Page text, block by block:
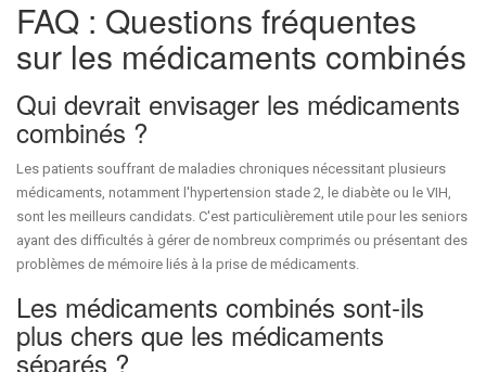
FAQ : Questions fréquentes
sur les médicaments combinés
Qui devrait envisager les médicaments
combinés ?
Les patients souffrant de maladies chroniques nécessitant plusieurs
médicaments, notamment l'hypertension stade 2, le diabète ou le VIH,
sont les meilleurs candidats. C'est particulièrement utile pour les seniors
ayant des difficultés à gérer de nombreux comprimés ou présentant des
problèmes de mémoire liés à la prise de médicaments.
Les médicaments combinés sont-ils
plus chers que les médicaments
séparés ?